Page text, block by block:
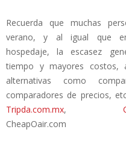
Recuerda que muchas
verano, y al igual que
hospedaje, la escasez
tiempo y mayores costos,
alternativas como
comparadores de precios,
Tripda.com.mx,
CheapOair.com